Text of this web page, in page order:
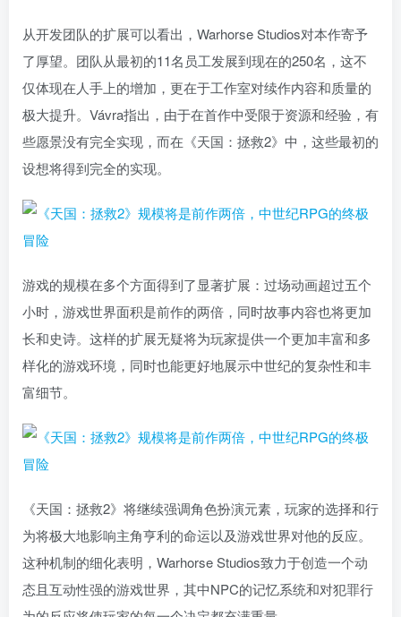
从开发团队的扩展可以看出，Warhorse Studios对本作寄予
了厚望。团队从最初的11名员工发展到现在的250名，这不
仅体现在人手上的增加，更在于工作室对续作内容和质量的
极大提升。Vávra指出，由于在首作中受限于资源和经验，有
些愿景没有完全实现，而在《天国：拯救2》中，这些最初的
设想将得到完全的实现。
游戏的规模在多个方面得到了显著扩展：过场动画超过五个
小时，游戏世界面积是前作的两倍，同时故事内容也将更加
长和史诗。这样的扩展无疑将为玩家提供一个更加丰富和多
样化的游戏环境，同时也能更好地展示中世纪的复杂性和丰
富细节。
《天国：拯救2》将继续强调角色扮演元素，玩家的选择和行
为将极大地影响主角亨利的命运以及游戏世界对他的反应。
这种机制的细化表明，Warhorse Studios致力于创造一个动
态且互动性强的游戏世界，其中NPC的记忆系统和对犯罪行